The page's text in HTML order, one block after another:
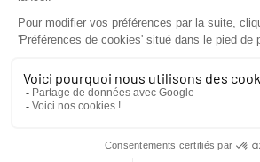
TROUVEZ NOUS